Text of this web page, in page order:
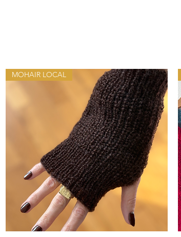
MOHAIR LOCAL